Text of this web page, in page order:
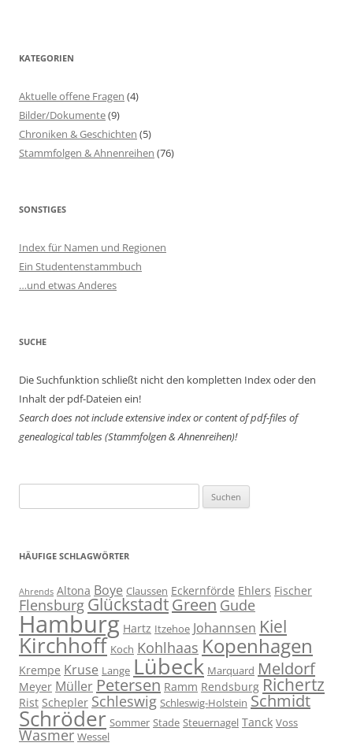
KATEGORIEN
Aktuelle offene Fragen (4)
Bilder/Dokumente(9)
Chroniken & Geschichten (5)
Stammfolgen & Ahnenreihen (76)
SONSTIGES
Index für Namen und Regionen
Ein Studentenstammbuch
…und etwas Anderes
SUCHE
Die Suchfunktion schließt nicht den kompletten Index oder den
Inhalt der pdf-Dateien ein!
Search does not include extensive index or content ofpdf-files of
genealogical tables (Stammfolgen & Ahnenreihen)!
nach:
HÄUFIGE SCHLAGWÖRTER
Ahrends Altona Boye Claussen Eckernförde Ehlers Fischer
Flensburg GlückstadtGreen Gude
Hamburg Hartz Itzehoe Johannsen Kiel
Kirchhoff Koch Kohlhaas Kopenhagen
Krempe Kruse Lange Lübeck Marquard Meldorf
Meyer Müller Petersen Ramm Rendsburg Richertz
Rist Schepler Schleswig Schleswig-Holstein Schmidt
Schröder Sommer Stade Steuernagel Tanck Voss
Wasmer Wessel